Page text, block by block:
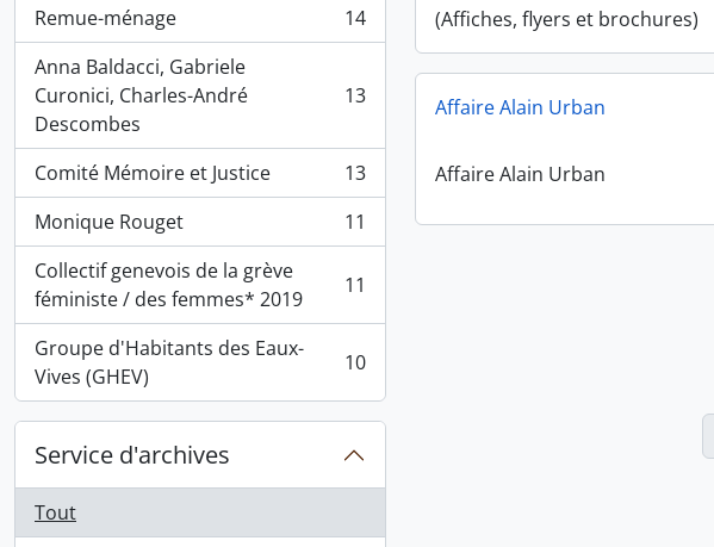
Remue-ménage
, 14 résultats
14
Anna Baldacci, Gabriele
Curonici, Charles-André
Descombes
, 13 résultats 13
Comité Mémoire et Justice
, 13 résultats
13
Monique Rouget
, 11 résultats
11
Collectif genevois de la grève
féministe / des femmes* 2019
, 11 résultats 11
Groupe d'Habitants des Eaux-
Vives (GHEV)
, 10 résultats 10
Service d'archives
Tout
(Affiches, flyers et brochures)
Affaire Alain Urban
Affaire Alain Urban